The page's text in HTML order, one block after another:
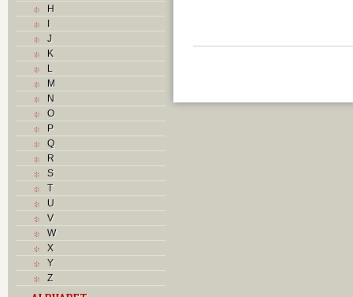
H
I
J
K
L
M
N
O
P
Q
R
S
T
U
V
W
X
Y
Z